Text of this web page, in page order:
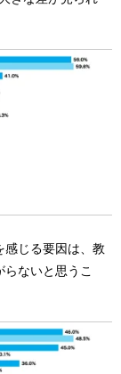
感じる要因は、教
ないと思うこ